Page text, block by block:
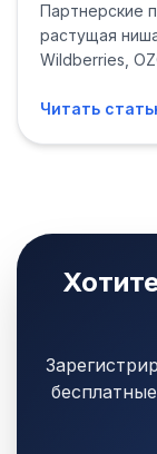
Партнерские
растущая
Wildberries,
Читать